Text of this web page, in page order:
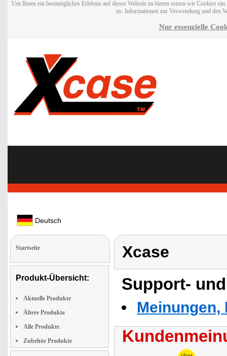
Um Ihnen ein bestmögliches Erlebnis auf dieser Website zu bieten setzen wir Cookies
zu. Informationen zur Verwendung und den
Nur essenzielle
Deutsch
Startseite
Produkt-Übersicht:
Aktuelle Produkte
Ältere Produkte
Alle Produkte
Zubehör Produkte
Xcase
Support-